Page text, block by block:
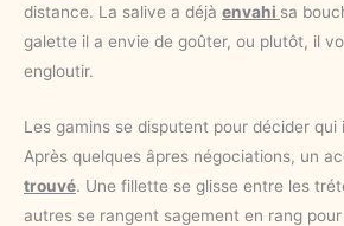
distance. La salive a déjà envahi sa
galette il a envie de goûter, ou plutôt, il
engloutir.
Les gamins se disputent pour décider qui
Après quelques âpres négociations, un
trouvé. Une fillette se glisse entre les
autres se rangent sagement en rang